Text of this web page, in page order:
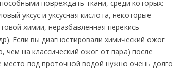
повреждать ткани, среди которых:
уксус и уксусная кислота, некоторые
химии, неразбавленная перекись
Если вы диагностировали химический ожог
на классический ожог от пара) после
под проточной водой нужно очень долго